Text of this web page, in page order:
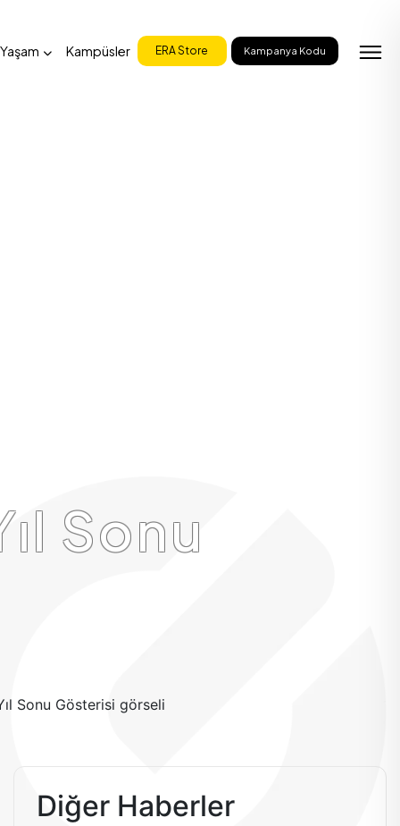
Kampüsler ERA Store Kampanya Kodu
Sonu
Diğer Haberler